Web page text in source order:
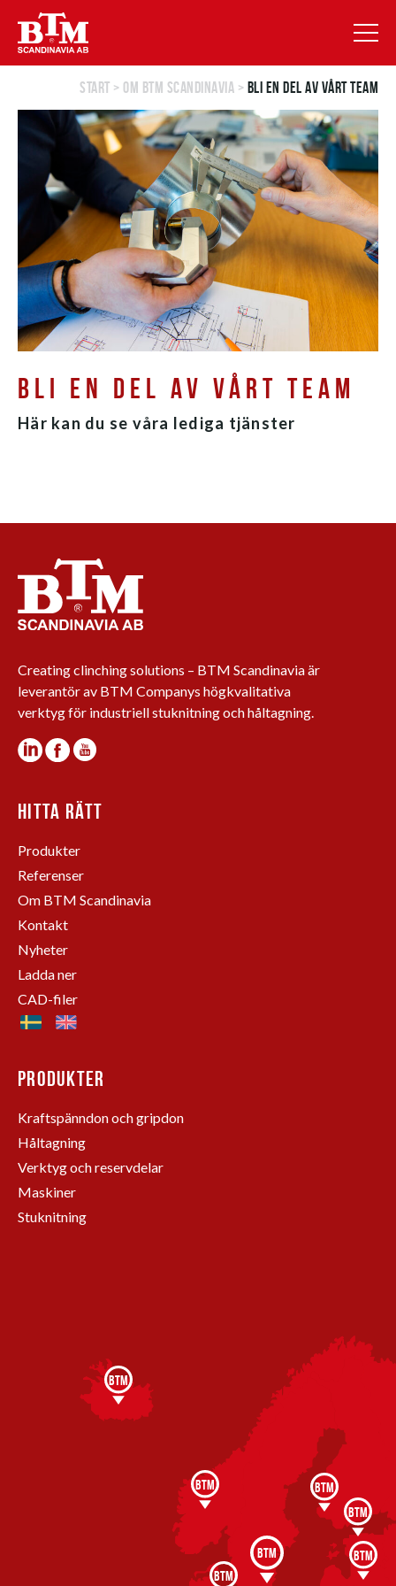
Start > Om BTM Scandinavia > Bli en del av vårt team
BLI EN DEL AV VÅRT TEAM
Här kan du se våra lediga tjänster
Creating clinching solutions – BTM Scandinavia är
leverantör av BTM Companys högkvalitativa
verktyg för industriell stuknitning och håltagning.
HITTA RÄTT
Produkter
Referenser
Om BTM Scandinavia
Kontakt
Nyheter
Ladda ner
CAD-filer
PRODUKTER
Kraftspänndon och gripdon
Håltagning
Verktyg och reservdelar
Maskiner
Stuknitning
BTM
BTM
BTM
BTM
BTM
BTM
BTM